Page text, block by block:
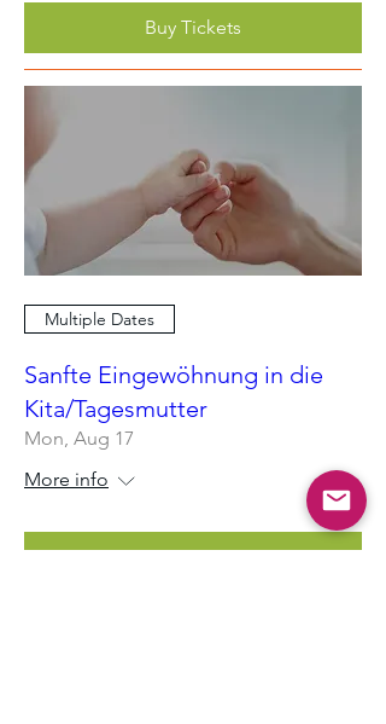
Buy Tickets
Multiple Dates
Sanfte Eingewöhnung in die
Kita/Tagesmutter
Mon, Aug 17
More info
RSVP